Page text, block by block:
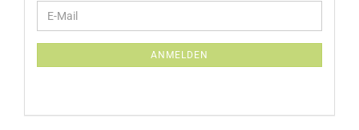
ZUR
E-
Mail
ANMELDEN